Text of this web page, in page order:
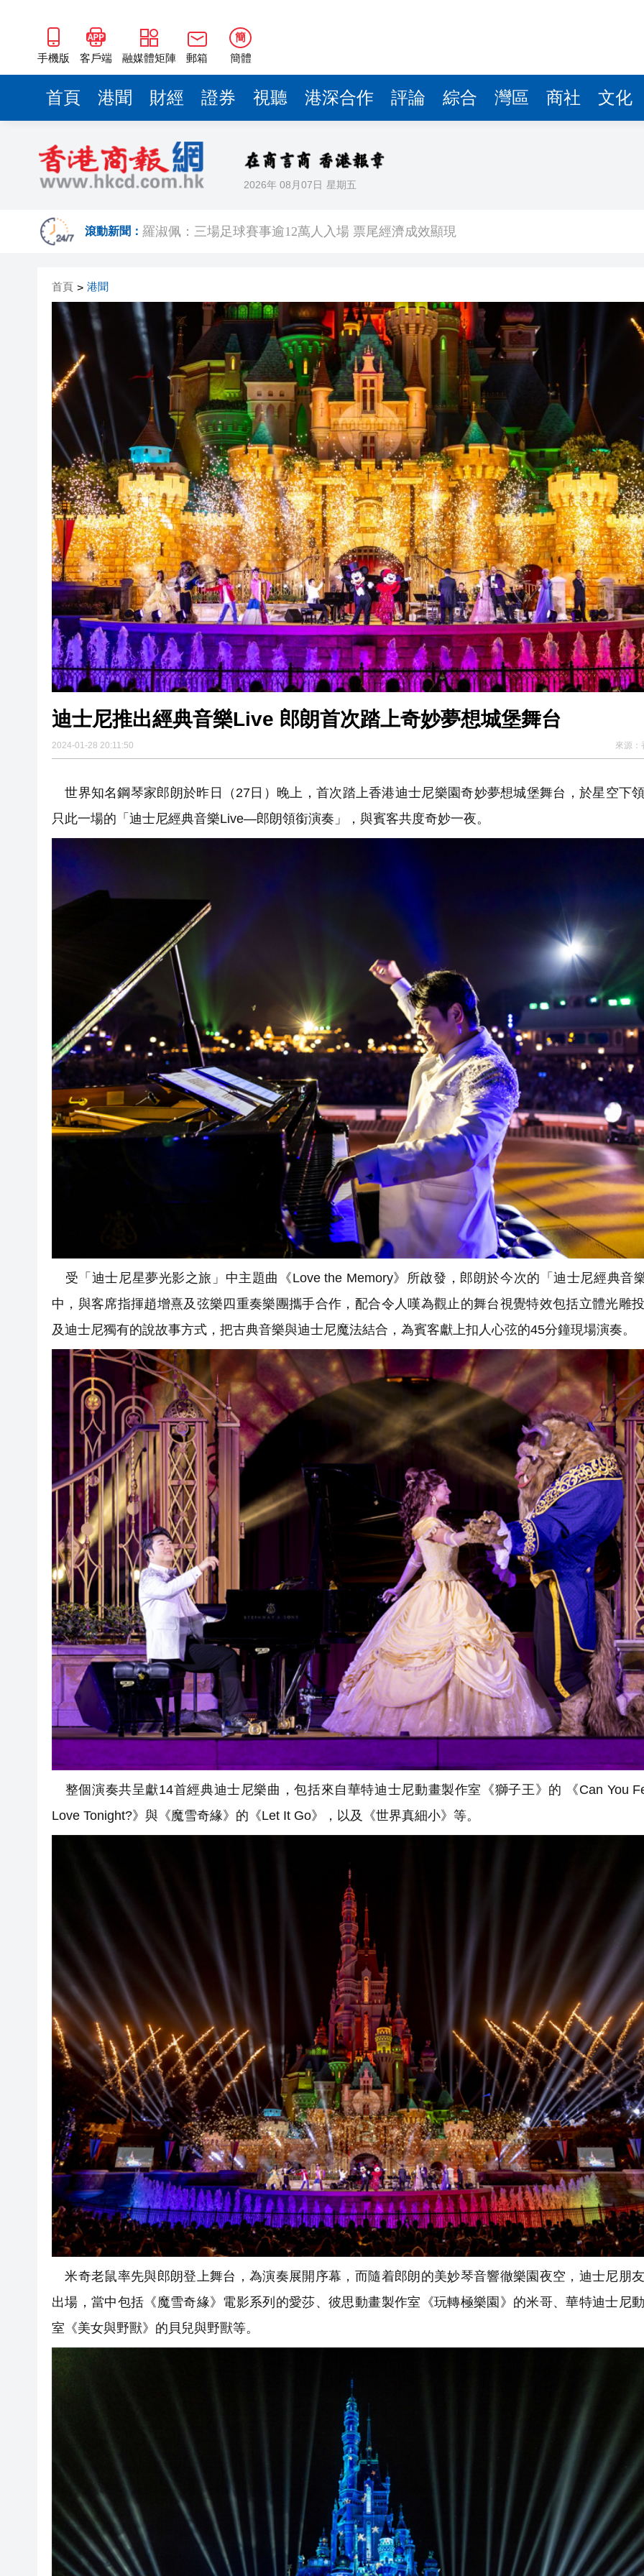
手機版 客戶端 融媒體矩陣 郵箱
簡
簡體
首頁 港聞 財經 證券 視聽 港深合作 評論 綜合 灣區 商社 文化
2026年 08月07日 星期五
滾動新聞： 羅淑佩：三場足球賽事逾12萬人入場 票尾經濟成效顯現
叔」黎彼得
入境處反非法勞工行動拘12人
社署籲市民提防偽冒社署通訊程式賬戶
李家超：鼓勵保險業開發跨境產品 便利灣區居民
車路士主帥星將粉嶺揮桿 為香港行畫圓滿句號
首頁 > 港聞
迪士尼推出經典音樂Live 郎朗首次踏上奇妙夢想城堡舞台
2024-01-28 20:11:50 來源：
世界知名鋼琴家郎朗於昨日（27日）晚上，首次踏上香港迪士尼樂園奇妙夢想城堡舞台，於星空下
只此一場的「迪士尼經典音樂Live—郎朗領銜演奏」，與賓客共度奇妙一夜。
受「迪士尼星夢光影之旅」中主題曲《Love the Memory》所啟發，郎朗於今次的「迪士尼經典音
中，與客席指揮趙增熹及弦樂四重奏樂團攜手合作，配合令人嘆為觀止的舞台視覺特效包括立體光雕
及迪士尼獨有的說故事方式，把古典音樂與迪士尼魔法結合，為賓客獻上扣人心弦的45分鐘現場演奏。
整個演奏共呈獻14首經典迪士尼樂曲，包括來自華特迪士尼動畫製作室《獅子王》的 《Can You
Love Tonight?》與《魔雪奇緣》的《Let It Go》，以及《世界真細小》等。
米奇老鼠率先與郎朗登上舞台，為演奏展開序幕，而隨着郎朗的美妙琴音響徹樂園夜空，迪士尼朋
出場，當中包括《魔雪奇緣》電影系列的愛莎、彼思動畫製作室《玩轉極樂園》的米哥、華特迪士尼
室《美女與野獸》的貝兒與野獸等。